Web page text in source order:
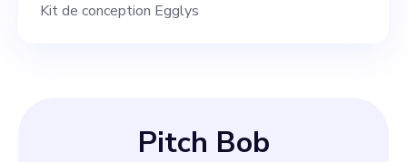
Kit de conception Egglys
Pitch Bob